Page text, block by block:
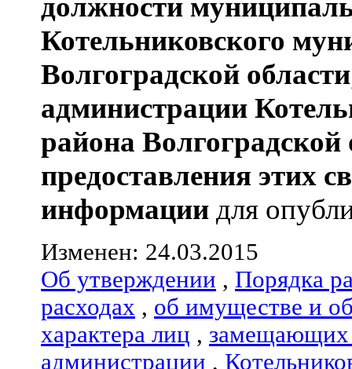
должности
Котельниковского
Волгоградской области
администрации
района Волгоградской
предоставления этих
информации для
Изменен: 24.03.2015
Об утверждении , Порядка
расходах , об имуществе и
характера лиц , замещающих
администрации ,